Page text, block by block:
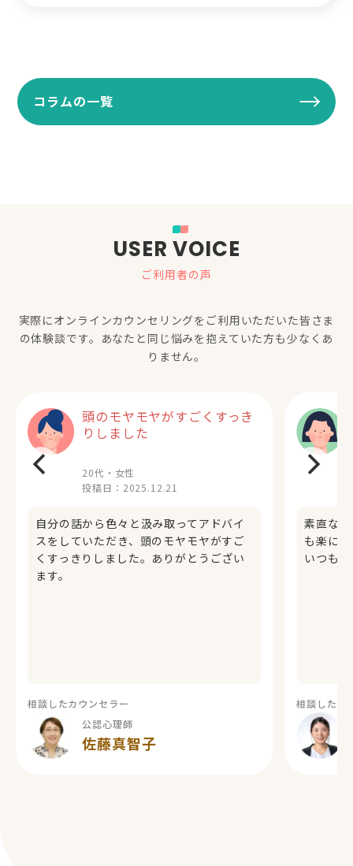
コラムの一覧
USER VOICE
ご利用者の声
実際にオンラインカウンセリングをご利用いただいた皆さま
の体験談です。あなたと同じ悩みを抱えていた方も少なくあ
りません。
頭のモヤモヤがすごくすっき
りしました
20代・女性
投稿日： 2025.12.21
自分の話から色々と汲み取ってアドバイ
スをしていただき、頭のモヤモヤがすご
くすっきりしました。ありがとうござい
ます。
相談したカウンセラー
公認心理師
佐藤真智子
素直な
も楽に
いつも
相談したカ